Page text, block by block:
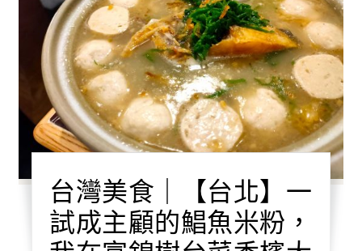
台灣美食｜【台北】一
試成主顧的鯧魚米粉，